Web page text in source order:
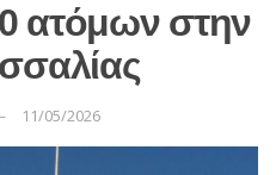
ατόμων στην
11/05/2026